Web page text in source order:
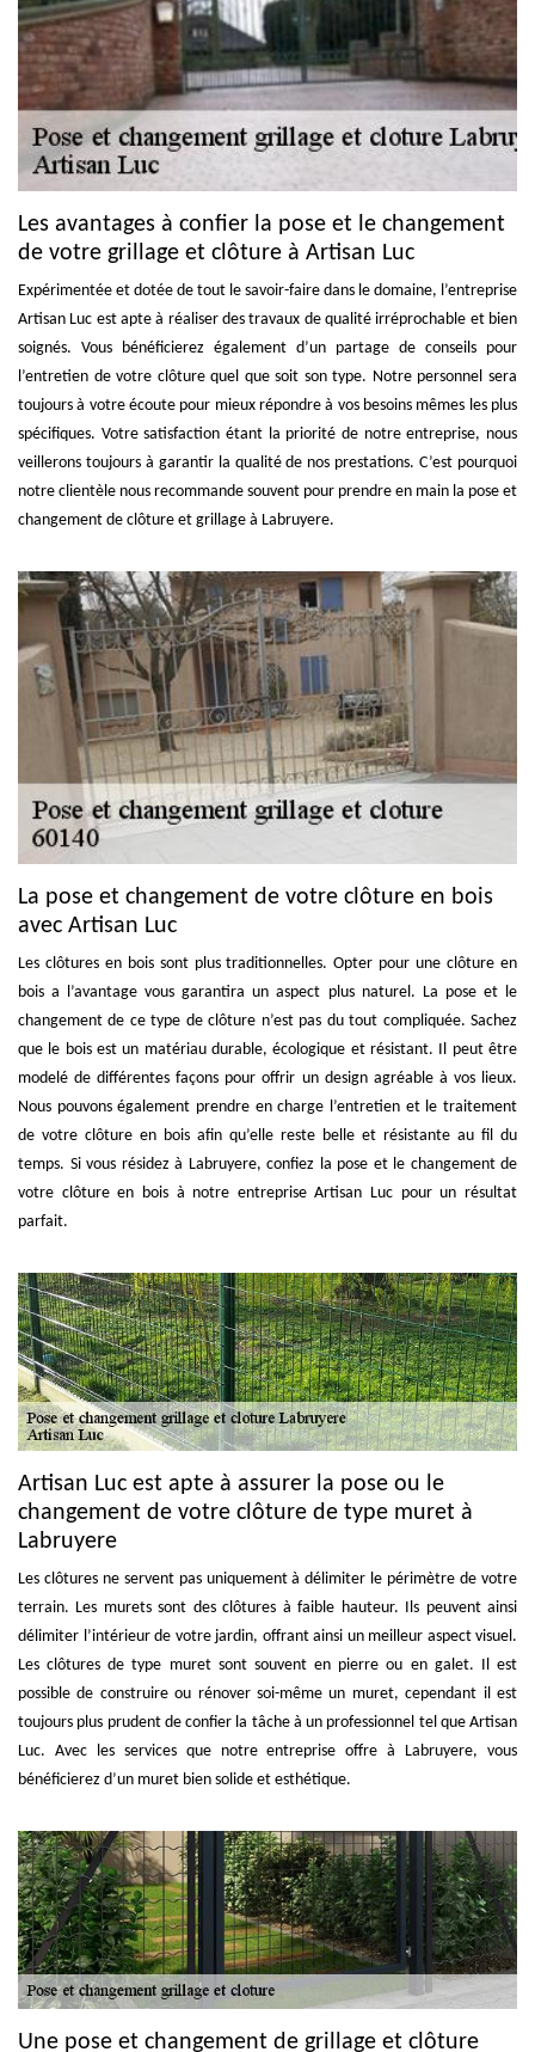
Les avantages à confier la pose et le changement
de votre grillage et clôture à Artisan Luc
Expérimentée et dotée de tout le savoir-faire dans le domaine, l’entreprise
Artisan Luc est apte à réaliser des travaux de qualité irréprochable et bien
soignés. Vous bénéficierez également d’un partage de conseils pour
l’entretien de votre clôture quel que soit son type. Notre personnel sera
toujours à votre écoute pour mieux répondre à vos besoins mêmes les plus
spécifiques. Votre satisfaction étant la priorité de notre entreprise, nous
veillerons toujours à garantir la qualité de nos prestations. C’est pourquoi
notre clientèle nous recommande souvent pour prendre en main la pose et
changement de clôture et grillage à Labruyere.
La pose et changement de votre clôture en bois
avec Artisan Luc
Les clôtures en bois sont plus traditionnelles. Opter pour une clôture en
bois a l’avantage vous garantira un aspect plus naturel. La pose et le
changement de ce type de clôture n’est pas du tout compliquée. Sachez
que le bois est un matériau durable, écologique et résistant. Il peut être
modelé de différentes façons pour offrir un design agréable à vos lieux.
Nous pouvons également prendre en charge l’entretien et le traitement
de votre clôture en bois afin qu’elle reste belle et résistante au fil du
temps. Si vous résidez à Labruyere, confiez la pose et le changement de
votre clôture en bois à notre entreprise Artisan Luc pour un résultat
parfait.
Artisan Luc est apte à assurer la pose ou le
changement de votre clôture de type muret à
Labruyere
Les clôtures ne servent pas uniquement à délimiter le périmètre de votre
terrain. Les murets sont des clôtures à faible hauteur. Ils peuvent ainsi
délimiter l’intérieur de votre jardin, offrant ainsi un meilleur aspect visuel.
Les clôtures de type muret sont souvent en pierre ou en galet. Il est
possible de construire ou rénover soi-même un muret, cependant il est
toujours plus prudent de confier la tâche à un professionnel tel que Artisan
Luc. Avec les services que notre entreprise offre à Labruyere, vous
bénéficierez d’un muret bien solide et esthétique.
Une pose et changement de grillage et clôture